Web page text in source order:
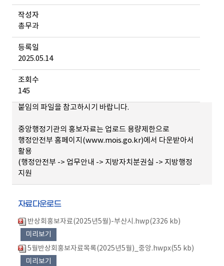
작성자
총무과
등록일
2025.05.14
조회수
145
붙임의 파일을 참고하시기 바랍니다.
중앙행정기관의 홍보자료는 업로드 용량제한으로
행정안전부 홈페이지(www.mois.go.kr)에서 다운받아서
활용
(행정안전부 -> 업무안내 -> 지방자치분권실 -> 지방행정
지원
자료다운로드
반상회홍보자료(2025년5월)-부산시.hwp(2326 kb)
미리보기
5월반상회홍보자료목록(2025년5월)_중앙.hwpx(55 kb)
미리보기